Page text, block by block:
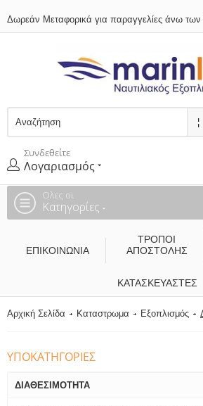
Δωρεάν Μεταφορικά για παραγγελίες άνω
Συνδεθείτε
Λογαριασμός
Ολες οι
Κατηγορίες
ΕΠΙΚΟΙΝΩΝΊΑ
ΤΡΌΠΟΙ
ΑΠΟΣΤΟΛΉΣ
ΚΑΤΑΣΚΕΥΑΣΤΈΣ
Αρχική Σελίδα Καταστρωμα Εξοπλισμός
ΥΠΟΚΑΤΗΓΟΡΊΕΣ
ΔΙΑΘΕΣΙΜΌΤΗΤΑ